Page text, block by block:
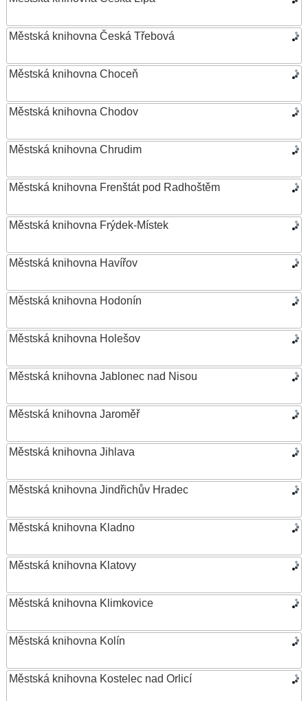
Městská knihovna Česká Třebová
Městská knihovna Choceň
Městská knihovna Chodov
Městská knihovna Chrudim
Městská knihovna Frenštát pod Radhoštěm
Městská knihovna Frýdek-Místek
Městská knihovna Havířov
Městská knihovna Hodonín
Městská knihovna Holešov
Městská knihovna Jablonec nad Nisou
Městská knihovna Jaroměř
Městská knihovna Jihlava
Městská knihovna Jindřichův Hradec
Městská knihovna Kladno
Městská knihovna Klatovy
Městská knihovna Klimkovice
Městská knihovna Kolín
Městská knihovna Kostelec nad Orlicí